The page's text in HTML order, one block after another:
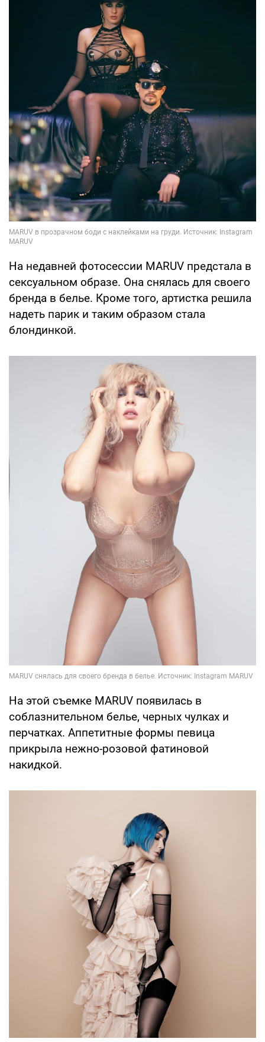
На недавней фотосессии MARUV предстала в
сексуальном образе. Она снялась для своего
бренда в белье. Кроме того, артистка решила
надеть парик и таким образом стала
блондинкой.
На этой съемке MARUV появилась в
соблазнительном белье, черных чулках и
перчатках. Аппетитные формы певица
прикрыла нежно-розовой фатиновой
накидкой.